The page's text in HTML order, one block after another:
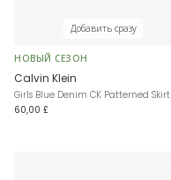
Добавить сразу
НОВЫЙ СЕЗОН
Calvin Klein
Girls Blue Denim CK Patterned Skirt
60,00 £